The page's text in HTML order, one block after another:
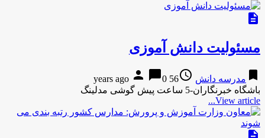
description
مسئولیت دانش آموزی
bookmark مدرسه دانش access_time
56 years ago
person chat_bubble0
باشگاه خبرنگاران-5 ساعت پیش گوشی مدلینگ
View article...